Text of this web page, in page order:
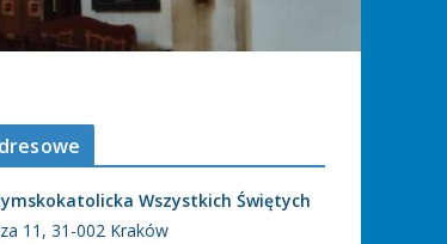
Wszystkich Świętych
11, 31-002 Kraków